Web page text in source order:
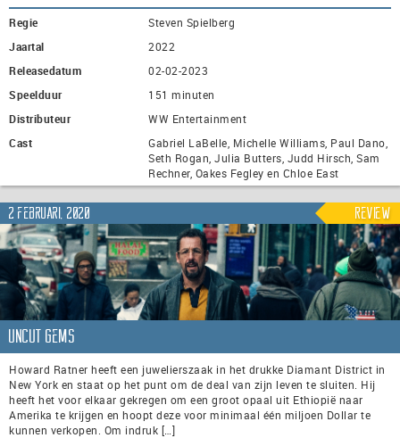
Regie
Steven Spielberg
Jaartal
2022
Releasedatum
02-02-2023
Speelduur
151 minuten
Distributeur
WW Entertainment
Cast
Gabriel LaBelle, Michelle Williams, Paul Dano,
Seth Rogan, Julia Butters, Judd Hirsch, Sam
Rechner, Oakes Fegley en Chloe East
2 februari, 2020 Review
Uncut Gems
Howard Ratner heeft een juwelierszaak in het drukke Diamant District in
New York en staat op het punt om de deal van zijn leven te sluiten. Hij
heeft het voor elkaar gekregen om een groot opaal uit Ethiopië naar
Amerika te krijgen en hoopt deze voor minimaal één miljoen Dollar te
kunnen verkopen. Om indruk […]